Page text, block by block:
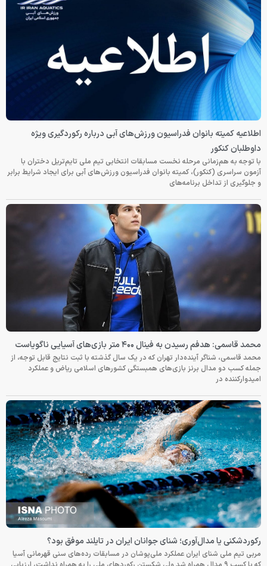
اطلاعیه کمیته بانوان فدراسیون ورزش‌های آبی درباره رکوردگیری ویژه
داوطلبان کنکور
با توجه به هم‌زمانی مرحله نخست مسابقات انتخابی تیم ملی تایم‌تریل دختران با
آزمون سراسری (کنکور)، کمیته بانوان فدراسیون ورزش‌های آبی برای ایجاد شرایط برابر
و جلوگیری از تداخل برنامه‌های
محمد قاسمی: هدفم رسیدن به فینال ۴۰۰ متر بازی‌های آسیایی ناگویاست
محمد قاسمی، شناگر آینده‌دار تهران که در یک سال گذشته با ثبت نتایج قابل توجه، از
جمله کسب دو مدال برنز بازی‌های همبستگی کشورهای اسلامی ریاض و عملکرد
امیدوارکننده در
رکوردشکنی یا مدال‌آوری؛ شنای جوانان ایران در تایلند موفق بود؟
مربی تیم ملی شنای ایران عملکرد ملی‌پوشان در مسابقات رده‌های سنی قهرمانی آسیا